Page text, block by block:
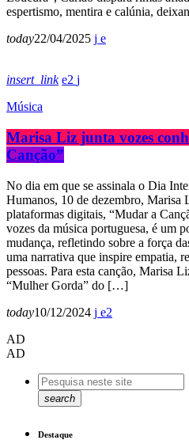
espertismo, mentira e calúnia,
today22/04/2025
insert_link
2
Música
Marisa Liz junta vozes
Canção”
No dia em que se assinala o Dia
Humanos, 10 de dezembro, Marisa
plataformas digitais, “Mudar a
vozes da música portuguesa, é um
mudança, refletindo sobre a força
uma narrativa que inspire empatia,
pessoas. Para esta canção, Marisa
“Mulher Gorda” do […]
today10/12/2024
2
AD
AD
search
Destaque